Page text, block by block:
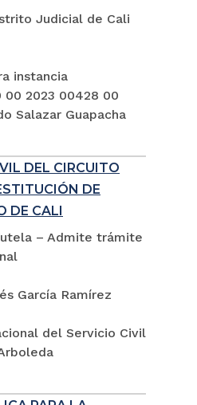
Judicial de Cali
instancia
00 2023 00428 00
Salazar Guapacha
DEL CIRCUITO
DE
DE CALI
– Admite trámite
García Ramírez
del Servicio Civil